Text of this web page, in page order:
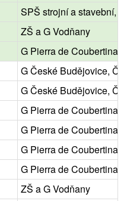
SPŠ strojní a stavební,
ZŠ a G Vodňany
G Pierra de Coubertina,
G České Budějovice,
G České Budějovice,
G Pierra de Coubertina,
G Pierra de Coubertina,
G Pierra de Coubertina,
G Pierra de Coubertina,
ZŠ a G Vodňany